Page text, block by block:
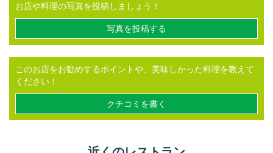
お店や料理の写真を投稿しましょう！
写真を投稿する
このお店をお勧めするポイントや、美味しかった料理を教えて
ください！
クチコミを書く